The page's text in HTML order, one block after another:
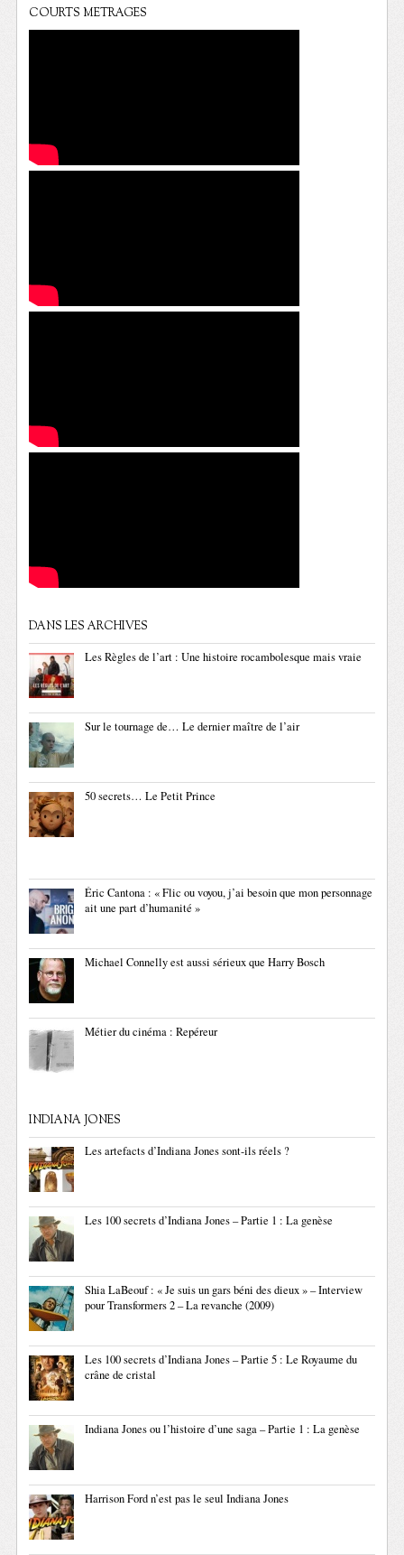
COURTS METRAGES
DANS LES ARCHIVES
Les Règles de l’art : Une histoire rocambolesque mais vraie
Sur le tournage de… Le dernier maître de l’air
50 secrets… Le Petit Prince
Éric Cantona : « Flic ou voyou, j’ai besoin que mon personnage
ait une part d’humanité »
Michael Connelly est aussi sérieux que Harry Bosch
Métier du cinéma : Repéreur
INDIANA JONES
Les artefacts d’Indiana Jones sont-ils réels ?
Les 100 secrets d’Indiana Jones – Partie 1 : La genèse
Shia LaBeouf : « Je suis un gars béni des dieux » – Interview
pour Transformers 2 – La revanche (2009)
Les 100 secrets d’Indiana Jones – Partie 5 : Le Royaume du
crâne de cristal
Indiana Jones ou l’histoire d’une saga – Partie 1 : La genèse
Harrison Ford n’est pas le seul Indiana Jones